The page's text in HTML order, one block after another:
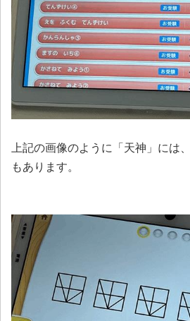
上記の画像のように「天神」には
もあります。